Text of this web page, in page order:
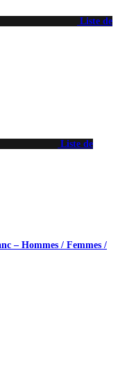
Liste de
Liste de
– Hommes / Femmes /